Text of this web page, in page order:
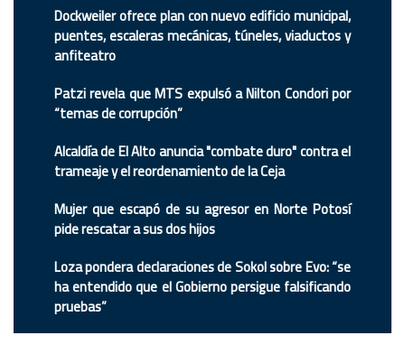
Dockweiler ofrece plan con nuevo edificio municipal,
puentes, escaleras mecánicas, túneles, viaductos y
anfiteatro
Patzi revela que MTS expulsó a Nilton Condori por
“temas de corrupción”
Alcaldía de El Alto anuncia "combate duro" contra el
trameaje y el reordenamiento de la Ceja
Mujer que escapó de su agresor en Norte Potosí
pide rescatar a sus dos hijos
Loza pondera declaraciones de Sokol sobre Evo: “se
ha entendido que el Gobierno persigue falsificando
pruebas”